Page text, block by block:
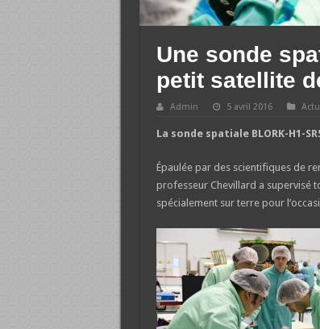
Une sonde
petit satellite
Admin 5 avril 2016
La sonde spatiale BLORK-H1-
Épaulée par des scientifiques de
professeur Chevillard a supervisé
spécialement sur terre pour